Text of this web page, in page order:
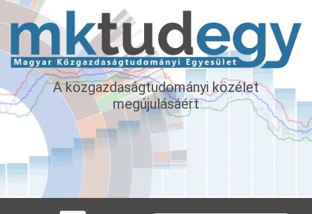
A közgazdaságtudományi közélet
megújulásáért